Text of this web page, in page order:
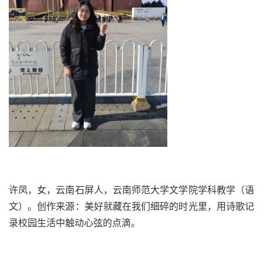
许凤，女，云南石屏人，云南师范大学文学院学科教学（语
文）。创作来源：美好就藏在我们细碎的时光里，用诗歌记
录校园生活中触动心弦的点滴。